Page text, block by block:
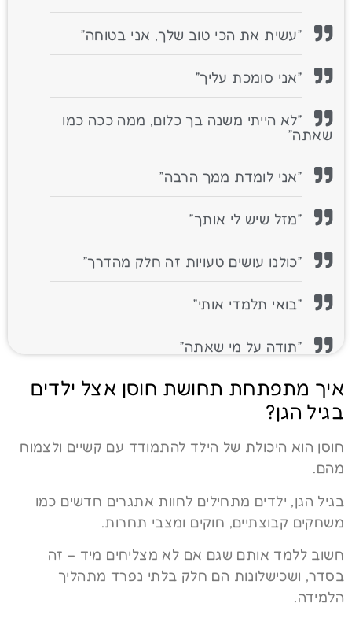
״עשית את הכי טוב שלך, אני בטוחה״
״אני סומכת עליך״
״לא הייתי משנה בך כלום, ממה ככה כמו
שאתה״
״אני לומדת ממך הרבה״
״מזל שיש לי אותך״
״כולנו עושים טעויות זה חלק מהדרך״
״בואי תלמדי אותי״
״תודה על מי שאתה״
איך מתפתחת תחושת חוסן אצל ילדים
בגיל הגן?
חוסן הוא היכולת של הילד להתמודד עם קשיים ולצמוח
מהם.
בגיל הגן, ילדים מתחילים לחוות אתגרים חדשים כמו
משחקים קבוצתיים, חוקים ומצבי תחרות.
חשוב ללמד אותם שגם אם לא מצליחים מיד – זה
בסדר, ושכישלונות הם חלק בלתי נפרד מתהליך
הלמידה.